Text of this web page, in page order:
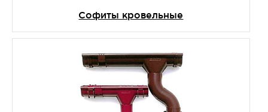
Софиты кровельные